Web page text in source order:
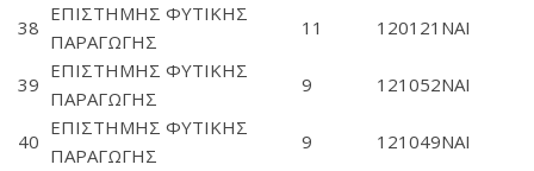
38
ΕΠΙΣΤΗΜΗΣ ΦΥΤΙΚΗΣ
ΠΑΡΑΓΩΓΗΣ
11 120121 ΝΑΙ
39
ΕΠΙΣΤΗΜΗΣ ΦΥΤΙΚΗΣ
ΠΑΡΑΓΩΓΗΣ
9 121052ΝΑΙ
40
ΕΠΙΣΤΗΜΗΣ ΦΥΤΙΚΗΣ
ΠΑΡΑΓΩΓΗΣ
9 121049ΝΑΙ